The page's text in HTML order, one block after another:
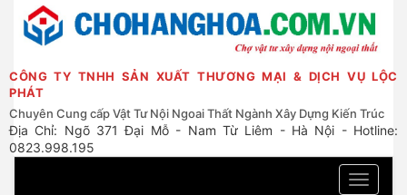
CÔNG TY TNHH SẢN XUẤT THƯƠNG MẠI & DỊCH VỤ LỘC
PHÁT
Chuyên Cung cấp Vật Tư Nội Ngoai Thất Ngành Xây Dựng Kiến Trúc
Địa Chỉ: Ngõ 371 Đại Mỗ - Nam Từ Liêm - Hà Nội - Hotline:
0823.998.195
Toggle